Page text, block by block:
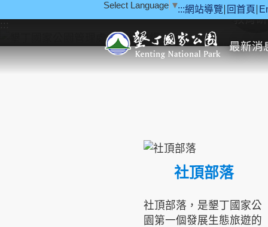
:::網站導覽 回首頁
Select Language ▼
最新消
::: 教育
社頂部落
社頂部落，是墾丁國家公
園第一個發展生態旅遊的